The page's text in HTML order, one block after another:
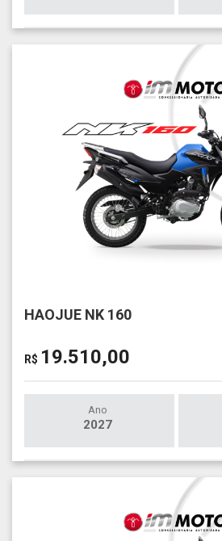
HAOJUE NK 160
R$ 19.510,00
Ano
2027